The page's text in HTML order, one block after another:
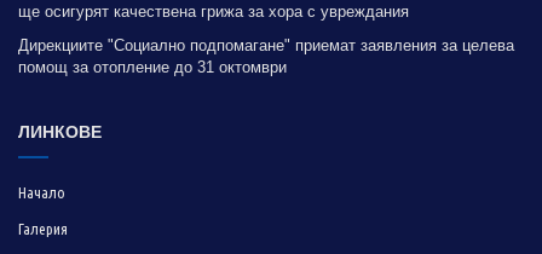
ще осигурят качествена грижа за хора с увреждания
Дирекциите "Социално подпомагане" приемат заявления за целева
помощ за отопление до 31 октомври
ЛИНКОВЕ
Начало
Галерия